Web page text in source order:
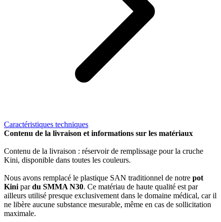
Caractéristiques techniques
Contenu de la livraison et informations sur les matériaux
Contenu de la livraison : réservoir de remplissage pour la cruche
Kini, disponible dans toutes les couleurs.
Nous avons remplacé le plastique SAN traditionnel de notre pot
Kini pardu SMMA N30. Ce matériau de haute qualité est par
ailleurs utilisé presque exclusivement dans le domaine médical, car il
ne libère aucune substance mesurable, même en cas de sollicitation
maximale.